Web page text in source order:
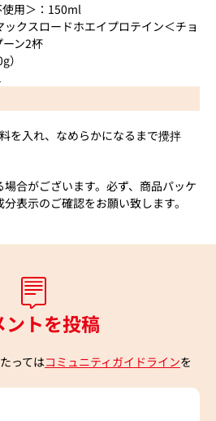
使用＞：150ml
クスロードホエイプロテイン＜チョ
ン2杯
）
を入れ、なめらかになるまで攪拌
合がございます。必ず、商品パッケ
表示のご確認をお願い致します。
ントを投稿
ってはコミュニティガイドラインを